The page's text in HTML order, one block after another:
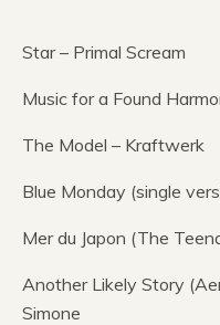
Star – Primal Scream
Music for a Found
The Model – Kraftwerk
Blue Monday (single
Mer du Japon (The
Another Likely Story
Simone